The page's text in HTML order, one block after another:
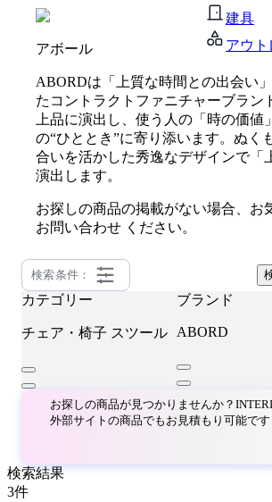
建具
アウト
アボール
ABORDは「上質な時間との出会い
たコントラクトファニチャーブラン
上品に演出し、使う人の「時の価値
の“ひととき”に寄り添います。ぬく
合いを活かした秀逸なデザインで「
演出します。
お探しの商品の掲載がない場合、お
お問い合わせ ください。
検索条件：
カテゴリー
チェア・椅子 スツール
ブランド
ABORD
お探しの商品が見つかりませんか？
外部サイトの商品でもお見積もり可能です
検索結果
3件